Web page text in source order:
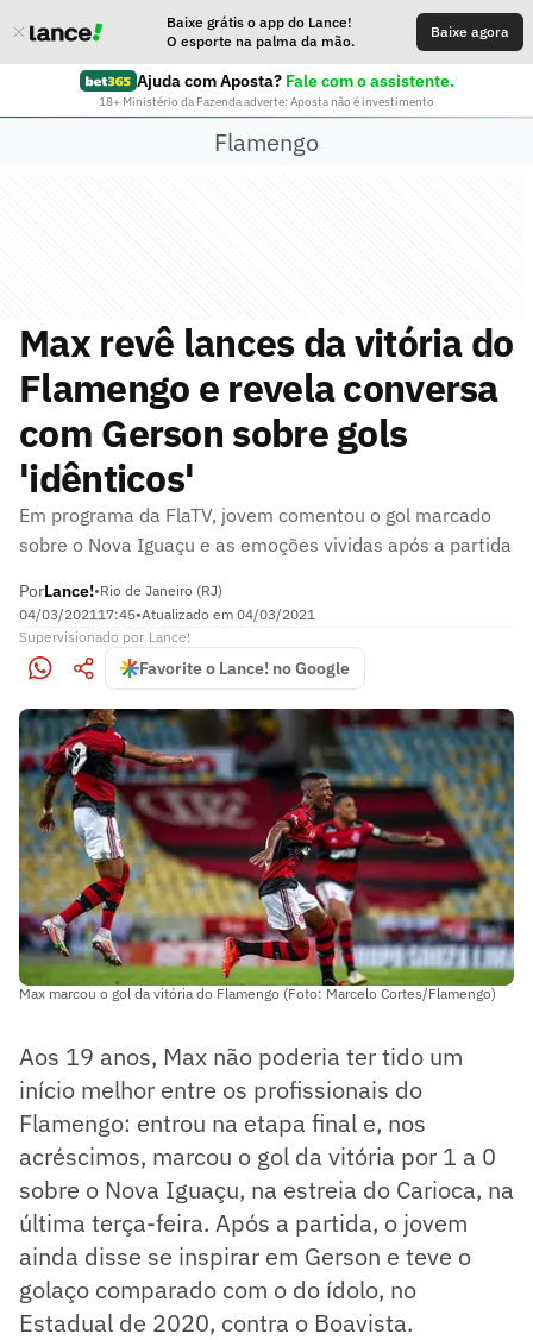
Baixe grátis o app do Lance!
O esporte na palma da mão.
Baixe agora
Ajuda com Aposta? Fale com o assistente.
18+ Ministério da Fazenda adverte: Aposta não é investimento
Flamengo
Max revê lances da vitória do
Flamengo e revela conversa
com Gerson sobre gols
'idênticos'
Em programa da FlaTV, jovem comentou o gol marcado
sobre o Nova Iguaçu e as emoções vividas após a partida
PorLance!•Rio de Janeiro (RJ)
04/03/202117:45•Atualizado em 04/03/2021
Supervisionado por Lance!
Favorite o Lance! no Google
Max marcou o gol da vitória do Flamengo (Foto: Marcelo Cortes/Flamengo)
Aos 19 anos, Max não poderia ter tido um
início melhor entre os profissionais do
Flamengo: entrou na etapa final e, nos
acréscimos, marcou o gol da vitória por 1 a 0
sobre o Nova Iguaçu, na estreia do Carioca, na
última terça-feira. Após a partida, o jovem
ainda disse se inspirar em Gerson e teve o
golaço comparado com o do ídolo, no
Estadual de 2020, contra o Boavista.